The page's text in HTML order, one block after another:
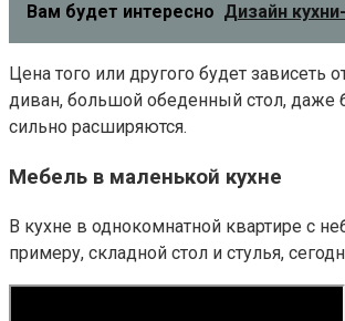
Вам будет интересно Дизайн
Цена того или другого будет
диван, большой обеденный стол, даже
сильно расширяются.
Мебель в маленькой кухне
В кухне в однокомнатной квартире с
примеру, складной стол и стулья,